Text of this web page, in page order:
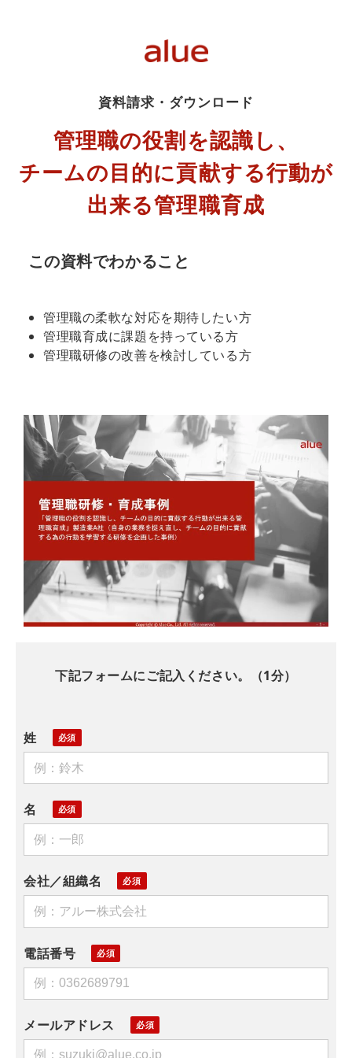
資料請求・ダウンロード
管理職の役割を認識し、
チームの目的に貢献する行動が
出来る管理職育成
この資料でわかること
管理職の柔軟な対応を期待したい方
管理職育成に課題を持っている方
管理職研修の改善を検討している方
下記フォームにご記入ください。（1分）
姓
名
会社／組織名
電話番号
メールアドレス